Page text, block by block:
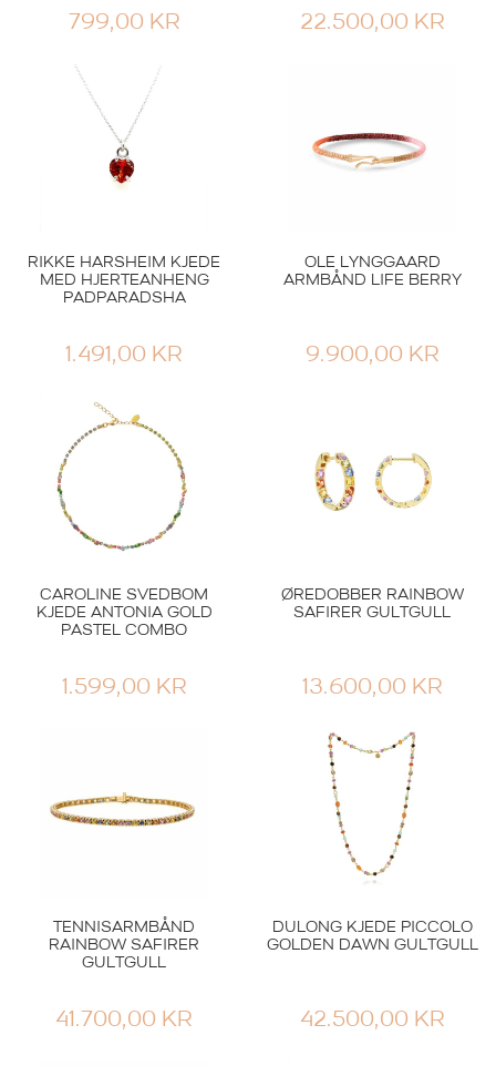
799,00 KR 22.500,00 KR
RIKKE HARSHEIM KJEDE
MED HJERTEANHENG
PADPARADSHA
1.491,00 KR
OLE LYNGGAARD
ARMBÅND LIFE BERRY
9.900,00 KR
CAROLINE SVEDBOM
KJEDE ANTONIA GOLD
PASTEL COMBO
1.599,00 KR
ØREDOBBER RAINBOW
SAFIRER GULTGULL
13.600,00 KR
TENNISARMBÅND
RAINBOW SAFIRER
GULTGULL
41.700,00 KR
DULONG KJEDE PICCOLO
GOLDEN DAWN GULTGULL
42.500,00 KR